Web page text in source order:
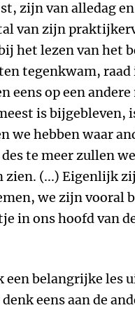
zijn van alledag
van zijn
het lezen van het
tegenkwam, raad
eens op een
is bijgebleven,
we hebben waar
te meer zullen
zien. (...) Eigenlijk
we zijn vooral
in ons hoofd van
belangrijke les
eens aan de